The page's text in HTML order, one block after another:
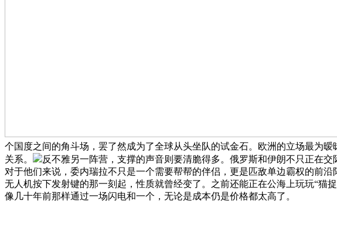
个国度之间的角斗场，罢了然成为了全球从头坐队的试金石。欧洲的立场最为
关系。
反不雅另一阵营，支撑的声音则要清脆得多。俄罗斯和伊朗不只正在
对于他们来说，委内瑞拉不只是一个需要帮帮的伴侣，更是匹敌单边霸权的前
无人机按下发射键的那一刻起，性质就曾经变了。之前还能正在公海上玩玩“
像几十年前那样通过一场闪电和一个，无论是成本仍是价格都太高了。